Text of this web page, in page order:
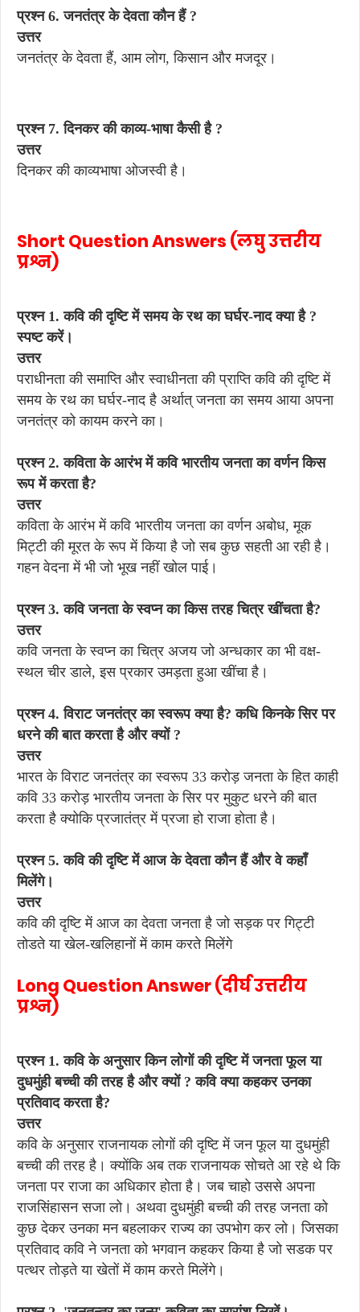
प्रश्न 6. जनतंत्र के देवता कौन हैं ?
उत्तर
जनतंत्र के देवता हैं, आम लोग, किसान और मजदूर।
प्रश्न 7. दिनकर की काव्य-भाषा कैसी है ?
उत्तर
दिनकर की काव्यभाषा ओजस्वी है।
Short Question Answers (लघु उत्तरीय
प्रश्न)
प्रश्न 1. कवि की दृष्टि में समय के रथ का घर्घर-नाद क्या है ?
स्पष्ट करें।
उत्तर
पराधीनता की समाप्ति और स्वाधीनता की प्राप्ति कवि की दृष्टि में
समय के रथ का घर्घर-नाद है अर्थात् जनता का समय आया अपना
जनतंत्र को कायम करने का।
प्रश्न 2. कविता के आरंभ में कवि भारतीय जनता का वर्णन किस
रूप में करता है?
उत्तर
कविता के आरंभ में कवि भारतीय जनता का वर्णन अबोध, मूक
मिट्टी की मूरत के रूप में किया है जो सब कुछ सहती आ रही है।
गहन वेदना में भी जो भूख नहीं खोल पाई।
प्रश्न 3. कवि जनता के स्वप्न का किस तरह चित्र खींचता है?
उत्तर
कवि जनता के स्वप्न का चित्र अजय जो अन्धकार का भी वक्ष-
स्थल चीर डाले, इस प्रकार उमड़ता हुआ खींचा है।
प्रश्न 4. विराट जनतंत्र का स्वरूप क्या है? कधि किनके सिर पर
धरने की बात करता है और क्यों ?
उत्तर
भारत के विराट जनतंत्र का स्वरूप 33 करोड़ जनता के हित काही
कवि 33 करोड़ भारतीय जनता के सिर पर मुकुट धरने की बात
करता है क्योकि प्रजातंत्र में प्रजा हो राजा होता है।
प्रश्न 5. कवि की दृष्टि में आज के देवता कौन हैं और वे कहाँ
मिलेंगे।
उत्तर
कवि की दृष्टि में आज का देवता जनता है जो सड़क पर गिट्टी
तोडते या खेल-खलिहानों में काम करते मिलेंगे
Long Question Answer (दीर्घ उत्तरीय
प्रश्न)
प्रश्न 1. कवि के अनुसार किन लोगों की दृष्टि में जनता फूल या
दुधमुंही बच्ची की तरह है और क्यों ? कवि क्या कहकर उनका
प्रतिवाद करता है?
उत्तर
कवि के अनुसार राजनायक लोगों की दृष्टि में जन फूल या दुधमुंही
बच्ची की तरह है। क्योंकि अब तक राजनायक सोचते आ रहे थे कि
जनता पर राजा का अधिकार होता है। जब चाहो उससे अपना
राजसिंहासन सजा लो। अथवा दुधमुंही बच्ची की तरह जनता को
कुछ देकर उनका मन बहलाकर राज्य का उपभोग कर लो। जिसका
प्रतिवाद कवि ने जनता को भगवान कहकर किया है जो सडक पर
पत्थर तोड़ते या खेतों में काम करते मिलेंगे।